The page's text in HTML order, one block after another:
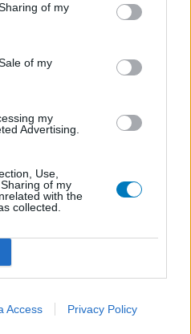
of my
of my
my
Advertising.
Use,
of my
with the
collected.
Access Privacy Policy
hartritmestoornissen.
Bloeddruk bleef te hoog en
veranderde mij in 4
Toen valsartan. Slik het
mij. Bloeddruk mooi
ook goed.